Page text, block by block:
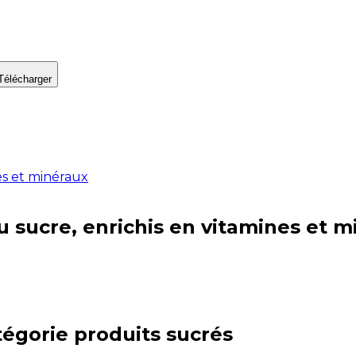
et minéraux
sucre, enrichis en vitamines et
produits sucrés